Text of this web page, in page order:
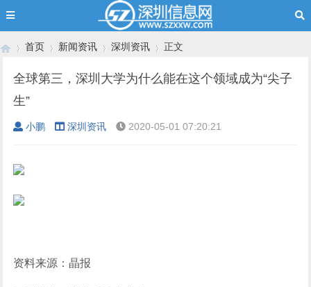
›
首页 新闻资讯 深圳资讯 正文
全球第三，深圳大学为什么能在这个领域成为“尖子
生”
小鹏 深圳资讯 2020-05-01 07:20:21
资料来源：晶报